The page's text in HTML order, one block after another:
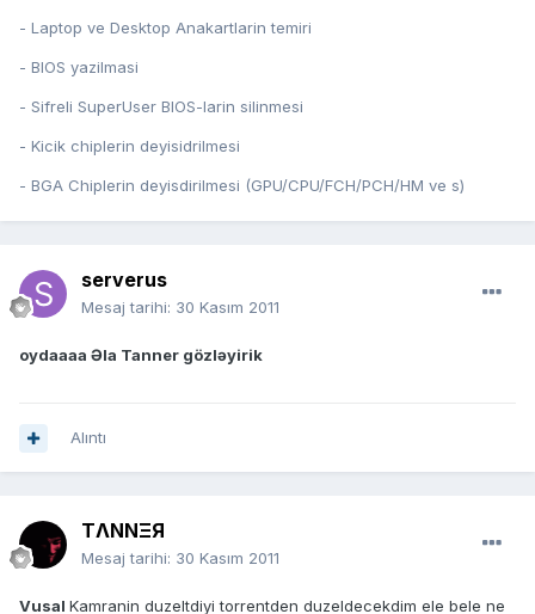
- Laptop ve Desktop Anakartlarin temiri
- BIOS yazilmasi
- Sifreli SuperUser BIOS-larin silinmesi
- Kicik chiplerin deyisidrilmesi
- BGA Chiplerin deyisdirilmesi (GPU/CPU/FCH/PCH/HM ve s)
serverus
Mesaj tarihi: 30 Kasım 2011
oydaaaa Əla Tanner gözləyirik
Alıntı
TΛNNΞЯ
Mesaj tarihi: 30 Kasım 2011
Vusal Kamranin duzeltdiyi torrentden duzeldecekdim ele bele ne